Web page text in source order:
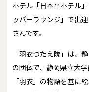
ホテル「日本平ホテル
ッパーラウンジ」で出
さんです。
「羽衣つたえ隊」は、
の団体で、静岡県立大
「羽衣」の物語を基に